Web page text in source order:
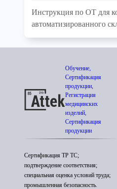
Инструкция по ОТ для
автоматизированного
Обучение,
Сертификация
продукции,
Регистрация
медицинских
изделий,
Сертификация
продукции
Сертификация ТР ТС;
подтверждение соответствия;
специальная оценка условий труда;
промышленная безопасность.